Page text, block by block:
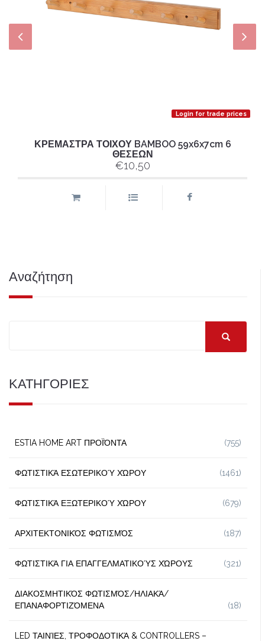
Login for trade prices
ΚΡΕΜΑΣΤΡΑ ΤΟΙΧΟΥ BAMBOO 59x6x7cm 6
ΘΕΣΕΩΝ
€10,50
Αναζήτηση
ΚΑΤΗΓΟΡΙΕΣ
ESTIA HOME ART ΠΡΟΪΌΝΤΑ (755)
ΦΩΤΙΣΤΙΚΆ ΕΣΩΤΕΡΙΚΟΎ ΧΏΡΟΥ (1461)
ΦΩΤΙΣΤΙΚΆ ΕΞΩΤΕΡΙΚΟΎ ΧΏΡΟΥ (679)
ΑΡΧΙΤΕΚΤΟΝΙΚΌΣ ΦΩΤΙΣΜΌΣ (187)
ΦΩΤΙΣΤΙΚΆ ΓΙΑ ΕΠΑΓΓΕΛΜΑΤΙΚΟΎΣ ΧΏΡΟΥΣ (321)
ΔΙΑΚΟΣΜΗΤΙΚΌΣ ΦΩΤΙΣΜΌΣ/ΗΛΙΑΚΆ/
ΕΠΑΝΑΦΟΡΤΙΖΌΜΕΝΑ
(18)
LED ΤΑΙΝΊΕΣ, ΤΡΟΦΟΔΟΤΙΚΆ & CONTROLLERS –